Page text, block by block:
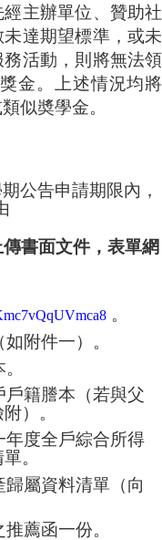
主辦單位、贊助社
達期望標準，或未
活動 ， 則將無法領
金。上述情況均將
似奬學金。
公告申請期限內，
書面文件，表單網
。
附件一）。
籍謄本（若與父
）。
年度全戶綜合所得
。
屬資料清單（向
薦函一份。